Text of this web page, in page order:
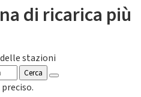
di ricarica più
stazioni
Cerca